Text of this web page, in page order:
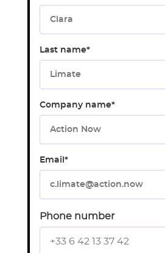
Last name*
Company name*
Email *
Phone number